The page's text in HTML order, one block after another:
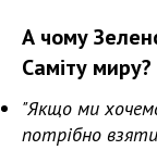
А чому
Саміту миру?
"Якщо ми
потрібно